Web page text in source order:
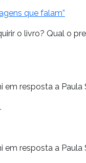
que falam”
o livro? Qual o
em resposta a Paula
em resposta a Paula